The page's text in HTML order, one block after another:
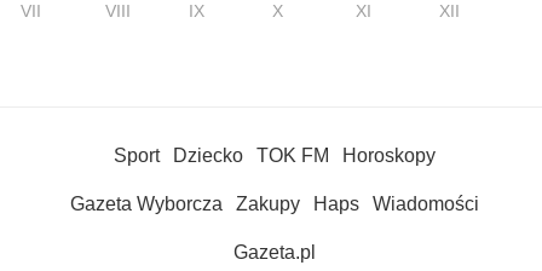
VII
VIII IX X XI XII
Sport Dziecko TOK FM Horoskopy
Gazeta Wyborcza Zakupy Haps Wiadomości
Gazeta.pl